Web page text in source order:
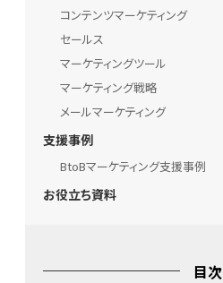
コンテンツマーケティング
セールス
マーケティングツール
マーケティング戦略
メールマーケティング
支援事例
BtoBマーケティング支援事例
お役立ち資料
目次